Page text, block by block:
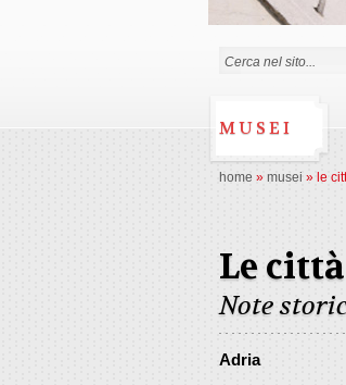
Form di
MUSEI
home » musei » le
Le
Note
Adria